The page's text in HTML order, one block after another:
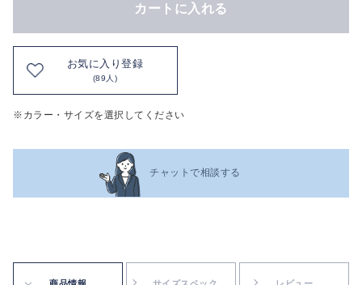
カートに入れる
お気に入り登録
(89人)
※カラー・サイズを選択してください
チャットで相談する
商品情報 サイズスペック レビュー